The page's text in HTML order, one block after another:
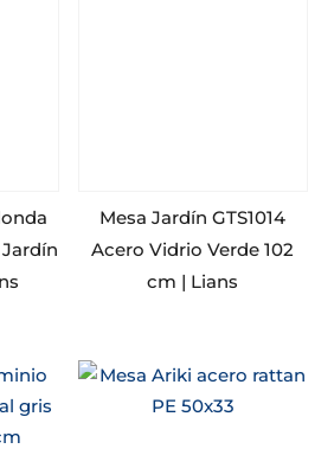
Mesa Jardín GTS1014
Acero Vidrio Verde 102
cm | Lians